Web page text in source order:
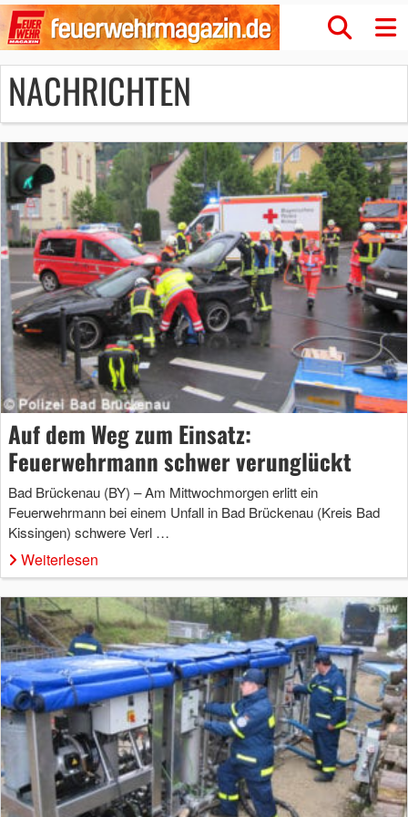
NACHRICHTEN
Auf dem Weg zum Einsatz:
Feuerwehrmann schwer verunglückt
Bad Brückenau (BY) – Am Mittwochmorgen erlitt ein
Feuerwehrmann bei einem Unfall in Bad Brückenau (Kreis Bad
Kissingen) schwere Verl …
Weiterlesen